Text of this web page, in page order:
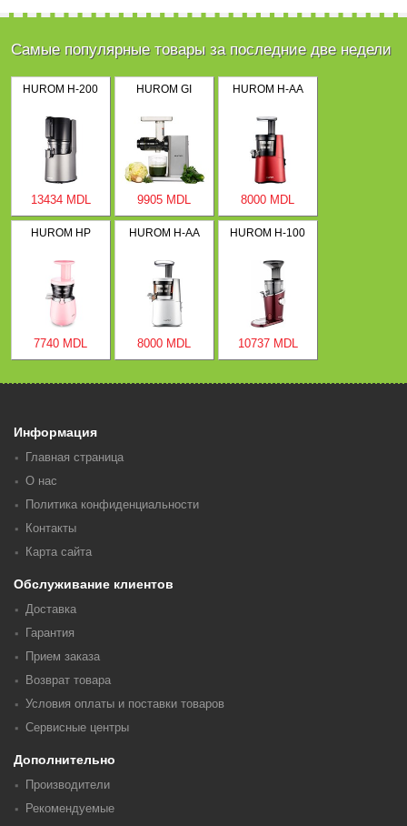
Самые популярные товары за последние две недели
HUROM H-200
13434 MDL
HUROM GI
9905 MDL
HUROM H-AA
8000 MDL
HUROM HP
7740 MDL
HUROM H-AA
8000 MDL
HUROM H-100
10737 MDL
Информация
Главная страница
О нас
Политика конфиденциальности
Контакты
Карта сайта
Обслуживание клиентов
Доставка
Гарантия
Прием заказа
Возврат товара
Условия оплаты и поставки товаров
Сервисные центры
Дополнительно
Производители
Рекомендуемые